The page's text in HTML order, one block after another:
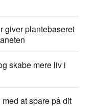
giver plantebaseret
skabe mere liv i
at spare på dit